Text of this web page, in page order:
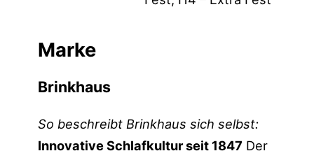
Marke
Brinkhaus
So beschreibt Brinkhaus sich selbst:
Innovative Schlafkultur seit 1847 Der